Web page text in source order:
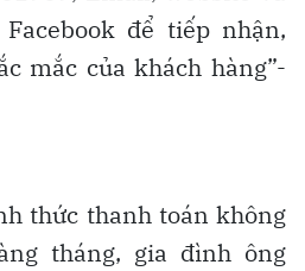
để tiếp nhận,
mắc của khách hàng”-
thức thanh toán không
tháng, gia đình ông